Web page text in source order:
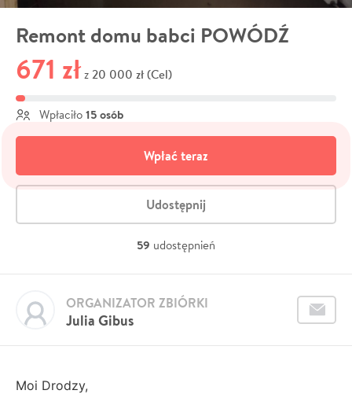
Remont domu babci POWÓDŹ
671 zł z 20 000 zł (Cel)
Wpłaciło 15 osób
Wpłać teraz
Udostępnij
59 udostępnień
Julia Gibus
ORGANIZATOR ZBIÓRKI
Moi Drodzy,